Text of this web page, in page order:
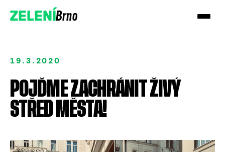
ZELENÍBrno
Podpořte nás darem
19.3.2020
POJĎME ZACHRÁNIT ŽIVÝ
STŘED MĚSTA!